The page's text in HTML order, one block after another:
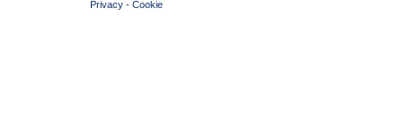
Privacy - Cookie